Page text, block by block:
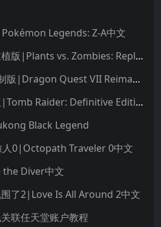
Legends: Z-A中文
植物大战僵尸：重植版|Plants vs. Zombies: Replanted中文
勇者斗恶龙7：重制版|Dragon Quest VII Reimagined中文
古墓丽影：决定版|Tomb Raider: Definitive Edition中文
Black Legend
人0|Octopath Traveler 0中文
Diver中文
了2|Love Is All Around 2中文
联任天堂账户教程